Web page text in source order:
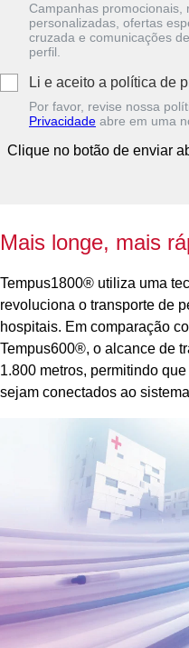
Campanhas promocionais,
personalizadas, ofertas
cruzada e comunicações
perfil.
Li e aceito a política de
Por favor, revise nossa
Privacidade abre em uma
Clique no botão de enviar
Mais longe, mais
Tempus1800® utiliza uma
revoluciona o transporte de
hospitais. Em comparação
Tempus600®, o alcance de
1.800 metros, permitindo
sejam conectados ao